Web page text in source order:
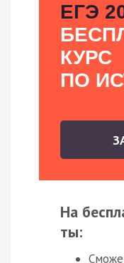
ЕГЭ
КУРС
ПО
На
ты: